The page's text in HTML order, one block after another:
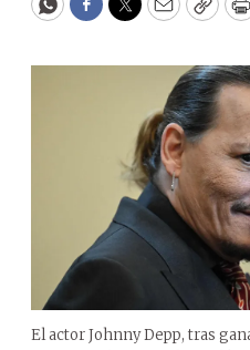
WhatsApp
Facebook
Twitter
EmailCopy
El actor Johnny Depp, tras